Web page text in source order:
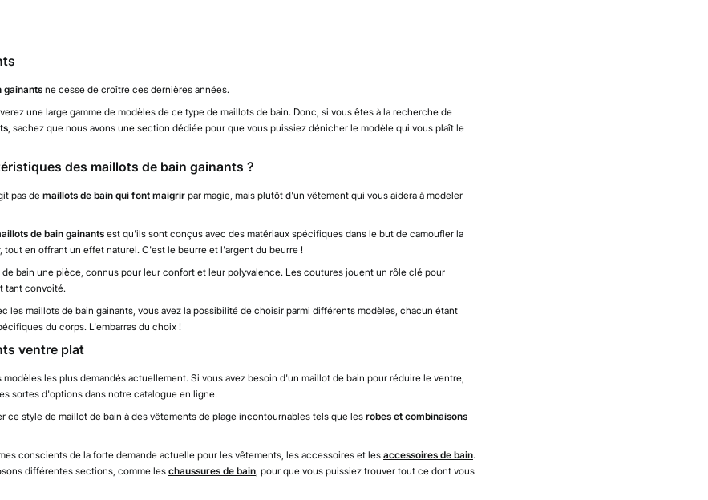
gainants ne cesse de croître ces dernières années.
une large gamme de modèles de ce type de maillots de bain. Donc, si vous êtes à la recherche de
, sachez que nous avons une section dédiée pour que vous puissiez dénicher le modèle qui vous plaît le
des maillots de bain gainants ?
pas demaillots de bain qui font maigrir par magie, mais plutôt d'un vêtement qui vous aidera à modeler
de bain gainants est qu'ils sont conçus avec des matériaux spécifiques dans le but de camoufler la
tout en offrant un effet naturel. C'est le beurre et l'argent du beurre !
de bain une pièce, connus pour leur confort et leur polyvalence. Les coutures jouent un rôle clé pour
tant convoité.
les maillots de bain gainants, vous avez la possibilité de choisir parmi différents modèles, chacun étant
du corps. L'embarras du choix !
ventre plat
les plus demandés actuellement. Si vous avez besoin d'un maillot de bain pour réduire le ventre,
sortes d'options dans notre catalogue en ligne.
ce style de maillot de bain à des vêtements de plage incontournables tels que les robes et combinaisons
conscients de la forte demande actuelle pour les vêtements, les accessoires et les accessoires de bain.
différentes sections, comme les chaussures de bain, pour que vous puissiez trouver tout ce dont vous